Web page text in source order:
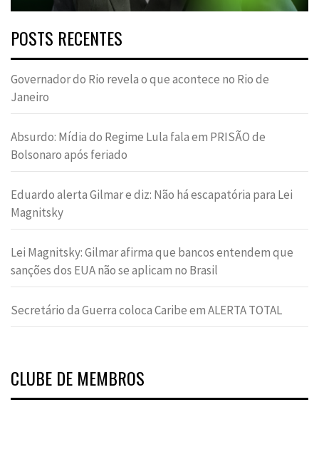
POSTS RECENTES
Governador do Rio revela o que acontece no Rio de
Janeiro
Absurdo: Mídia do Regime Lula fala em PRISÃO de
Bolsonaro após feriado
Eduardo alerta Gilmar e diz: Não há escapatória para Lei
Magnitsky
Lei Magnitsky: Gilmar afirma que bancos entendem que
sanções dos EUA não se aplicam no Brasil
Secretário da Guerra coloca Caribe em ALERTA TOTAL
CLUBE DE MEMBROS